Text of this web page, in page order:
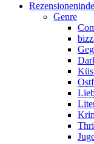
Genre